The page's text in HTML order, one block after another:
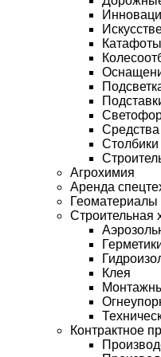
Агрохимия
Аренда
Геоматериалы
Строительная
Клея
Контрактное